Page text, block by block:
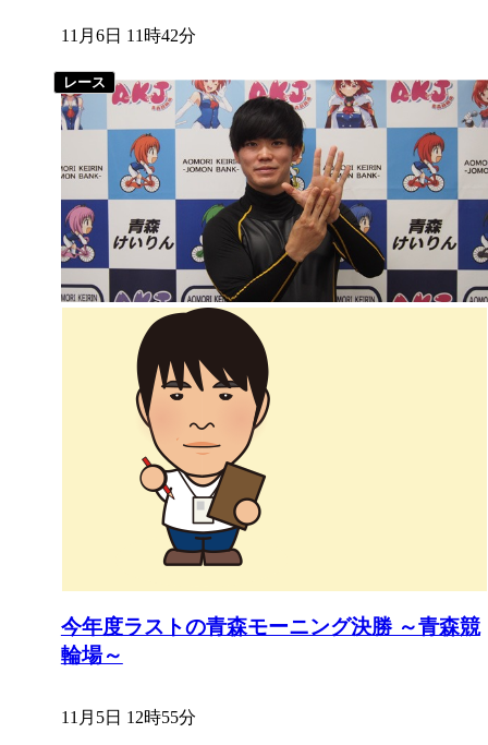
11月6日 11時42分
今年度ラストの青森モーニング決勝 ～青森競
輪場～
11月5日 12時55分